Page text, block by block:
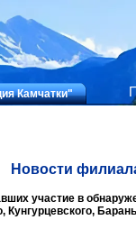
Камчатки"
Новости
участие в